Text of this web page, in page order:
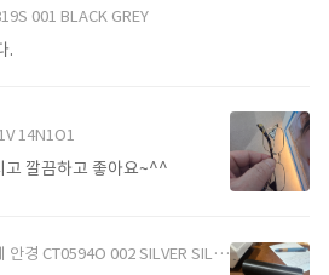
001 BLACK GREY
.
14N1O1
고 깔끔하고 좋아요~^^
002 SILVER SILVER TRANSPARENT